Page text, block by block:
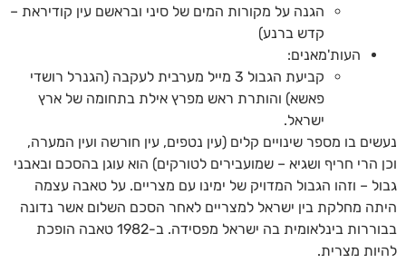
הגנה על מקורות המים של סיני ובראשם עין קודיראת –
קדש ברנע)
העות'מאנים:
קביעת הגבול 3 מייל מערבית לעקבה (הגנרל רושדי
פאשא) והותרת ראש מפרץ אילת בתחומה של ארץ
ישראל.
נעשים בו מספר שינויים קלים (עין נטפים, עין חורשה ועין המערה,
וכן הרי חריף ושגיא – שמועבירים לטורקים) הוא עוגן בהסכם ובאבני
גבול – וזהו הגבול המדויק של ימינו עם מצריים. על טאבה עצמה
היתה מחלקת בין ישראל למצריים לאחר הסכם השלום אשר נדונה
בבוררות בינלאומית בה ישראל מפסידה. ב-1982 טאבה הופכת
להיות מצרית.